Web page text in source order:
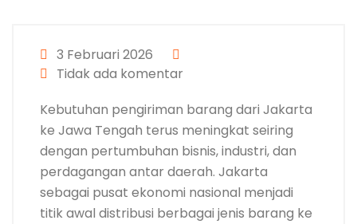
3 Februari 2026
Tidak ada komentar
Kebutuhan pengiriman barang dari Jakarta
ke Jawa Tengah terus meningkat seiring
dengan pertumbuhan bisnis, industri, dan
perdagangan antar daerah. Jakarta
sebagai pusat ekonomi nasional menjadi
titik awal distribusi berbagai jenis barang ke